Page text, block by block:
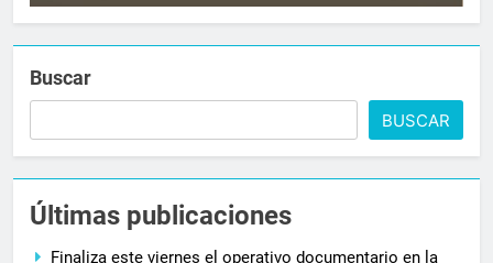
Buscar
BUSCAR
Últimas publicaciones
Finaliza este viernes el operativo documentario en la